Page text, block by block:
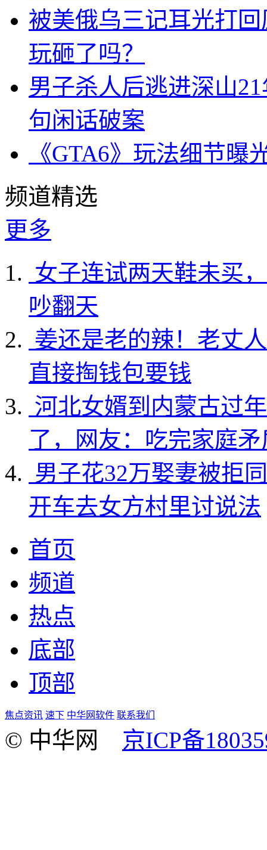
被美俄乌三记耳光打
玩砸了吗？
男子杀人后逃进深山
句闲话破案
《GTA6》玩法细节
频道精选
更多
女子连试两天鞋未买
吵翻天
姜还是老的辣！老丈
直接掏钱包要钱
河北女婿到内蒙古过
了，网友：吃完家庭
男子花32万娶妻被拒
开车去女方村里讨说法
首页
频道
热点
底部
顶部
焦点资讯 速下 中华网软件 联系我们
© 中华网 京ICP备